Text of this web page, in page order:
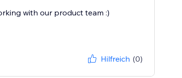
with our product team :)
Hilfreich (0)